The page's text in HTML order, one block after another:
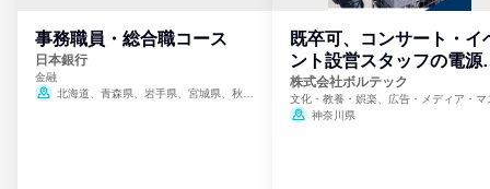
事務職員・総合職コース
日本銀行
金融
北海道、青森県、岩手県、宮城県、秋田
既卒可、コンサート・イ
ント設営スタッフの電源
門
株式会社ボルテック
文化・教養・娯楽、広告・メディア・マ
ミ、電力・ガス・水道・エネルギー
神奈川県